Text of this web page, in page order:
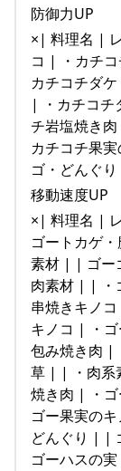
防御力UP
×| 料理名 |
コ | ・カチ
カチコチダ
| ・カチコチ
チ岩塩焼き
カチコチ果
ゴ・どんぐ
移動速度UP
×| 料理名 |
ゴートカゲ
素材 | | ゴー
肉素材 | | ・
串焼きキノ
キノコ | ・
包み焼き肉 |
草 | | ・肉系
焼き肉 | ・
ゴー果実の
どんぐり | |
ゴーハスの